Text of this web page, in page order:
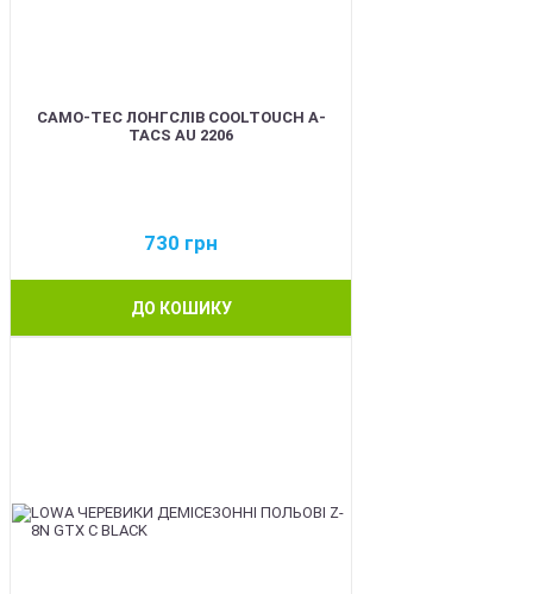
CAMO-TEC ЛОНГСЛІВ COOLTOUCH A-
TACS AU 2206
730 грн
ДО КОШИКУ